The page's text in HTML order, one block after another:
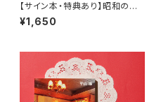
【サイン本・特典あり】昭和の商
店街遺跡、撮り倒した590箇所
¥1,650